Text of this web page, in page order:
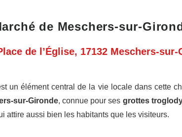
de Meschers-sur-
de l’Église, 17132 Meschers-sur-
un élément central de la vie locale dans cette
sur-Gironde, connue pour ses grottes
attire aussi bien les habitants que les visiteurs.